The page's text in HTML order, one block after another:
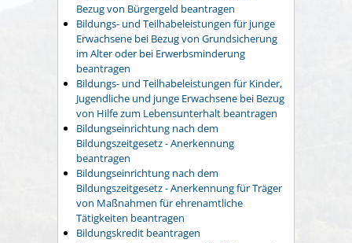
Bezug von Bürgergeld beantragen
Bildungs- und Teilhabeleistungen für junge
Erwachsene bei Bezug von Grundsicherung
im Alter oder bei Erwerbsminderung
beantragen
Bildungs- und Teilhabeleistungen für Kinder,
Jugendliche und junge Erwachsene bei Bezug
von Hilfe zum Lebensunterhalt beantragen
Bildungseinrichtung nach dem
Bildungszeitgesetz - Anerkennung
beantragen
Bildungseinrichtung nach dem
Bildungszeitgesetz - Anerkennung für Träger
von Maßnahmen für ehrenamtliche
Tätigkeiten beantragen
Bildungskredit beantragen